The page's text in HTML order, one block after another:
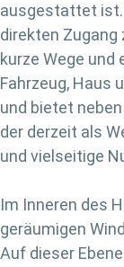
ausgestattet ist.
direkten Zugang
kurze Wege
Fahrzeug, Haus
und bietet
der derzeit als
und vielseitige
Im Inneren des
geräumigen
Auf dieser